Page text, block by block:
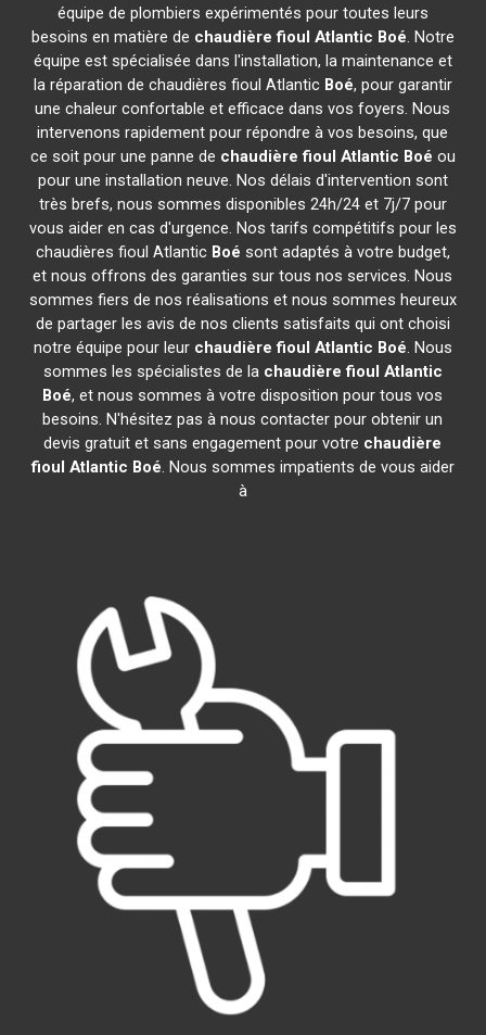
équipe de plombiers expérimentés pour toutes leurs
besoins en matière de chaudière fioul Atlantic Boé. Notre
équipe est spécialisée dans l'installation, la maintenance et
la réparation de chaudières fioul Atlantic Boé, pour garantir
une chaleur confortable et efficace dans vos foyers. Nous
intervenons rapidement pour répondre à vos besoins, que
ce soit pour une panne de chaudière fioul Atlantic Boé ou
pour une installation neuve. Nos délais d'intervention sont
très brefs, nous sommes disponibles 24h/24 et 7j/7 pour
vous aider en cas d'urgence. Nos tarifs compétitifs pour les
chaudières fioul Atlantic Boé sont adaptés à votre budget,
et nous offrons des garanties sur tous nos services. Nous
sommes fiers de nos réalisations et nous sommes heureux
de partager les avis de nos clients satisfaits qui ont choisi
notre équipe pour leur chaudière fioul Atlantic Boé. Nous
sommes les spécialistes de la chaudière fioul Atlantic
Boé, et nous sommes à votre disposition pour tous vos
besoins. N'hésitez pas à nous contacter pour obtenir un
devis gratuit et sans engagement pour votre chaudière
fioul Atlantic Boé. Nous sommes impatients de vous aider
à